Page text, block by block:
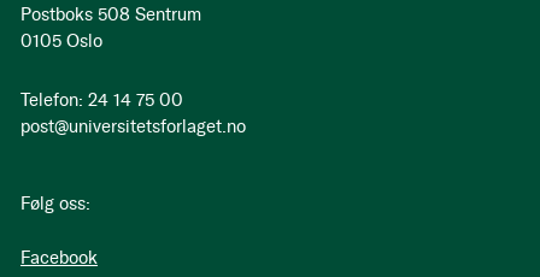
Postboks 508 Sentrum
0105 Oslo
Telefon: 24 14 75 00
post@universitetsforlaget.no
Følg oss:
Facebook